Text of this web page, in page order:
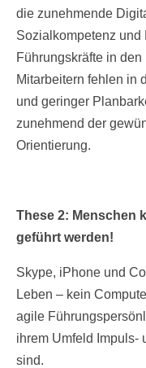
die zunehmende
Sozialkompetenz und
Führungskräfte in
Mitarbeitern fehlen in
und geringer
zunehmend der
Orientierung.
These 2: Menschen
geführt werden!
Skype, iPhone und
Leben – kein
agile
ihrem Umfeld Impuls-
sind.